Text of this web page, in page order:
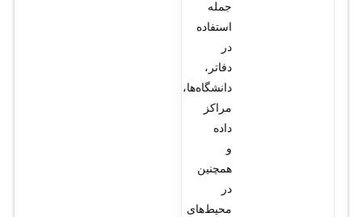
جمله
استفاده
در
دفاتر،
دانشگاه‌ها،
مراکز
داده
و
همچنین
در
محیط‌های